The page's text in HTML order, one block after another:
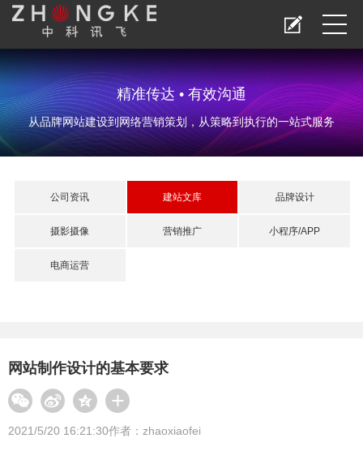
精准传达 • 有效沟通
从品牌网站建设到网络营销策划，从策略到执行的一站式服务
公司资讯 建站文库 品牌设计
摄影摄像 营销推广 小程序/APP
电商运营
网站制作设计的基本要求
作者：zhaoxiaofei
2021/5/20 16:21:30